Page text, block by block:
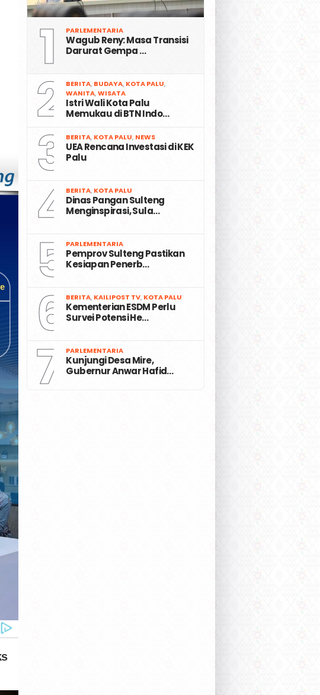
1 PARLEMENTARIA
Wagub Reny: Masa Transisi
Darurat Gempa …
2 BERITA, BUDAYA, KOTA PALU,
WANITA,WISATA
Istri Wali Kota Palu
Memukau di BTN Indo…
3 BERITA, KOTA PALU, NEWS
UEA Rencana Investasi di KEK
Palu
4 BERITA, KOTA PALU
Dinas Pangan Sulteng
Menginspirasi, Sula…
5 PARLEMENTARIA
Pemprov Sulteng Pastikan
Kesiapan Penerb…
6 BERITA, KAILIPOST TV, KOTA PALU
Kementerian ESDM Perlu
Survei Potensi He…
7 PARLEMENTARIA
Kunjungi Desa Mire,
Gubernur Anwar Hafid…